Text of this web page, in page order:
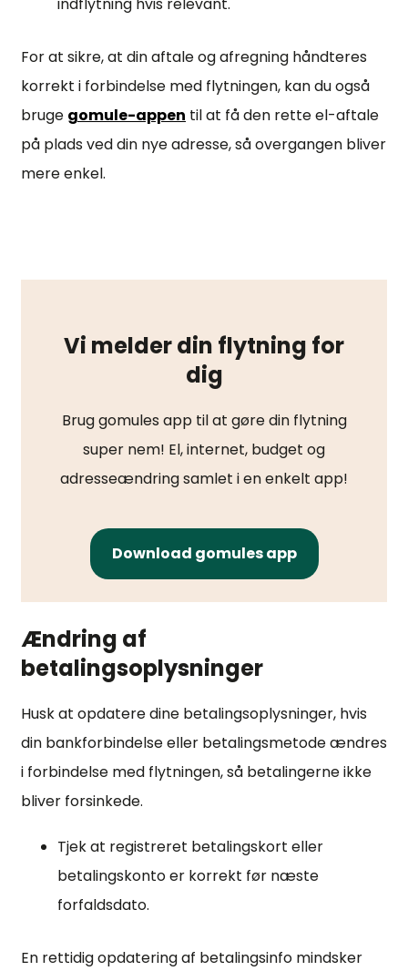
indflytning hvis relevant.
For at sikre, at din aftale og afregning håndteres
korrekt i forbindelse med flytningen, kan du også
bruge gomule-appen til at få den rette el-aftale
på plads ved din nye adresse, så overgangen bliver
mere enkel.
Vi melder din flytning for
dig
Brug gomules app til at gøre din flytning
super nem! El, internet, budget og
adresseændring samlet i en enkelt app!
Download gomules app
Ændring af
betalingsoplysninger
Husk at opdatere dine betalingsoplysninger, hvis
din bankforbindelse eller betalingsmetode ændres
i forbindelse med flytningen, så betalingerne ikke
bliver forsinkede.
Tjek at registreret betalingskort eller
betalingskonto er korrekt før næste
forfaldsdato.
En rettidig opdatering af betalingsinfo mindsker